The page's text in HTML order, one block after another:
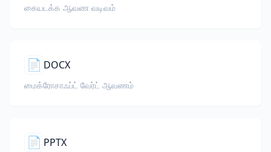
கையடக்க ஆவண வடிவம்
📄 DOCX
மைக்ரோசாஃப்ட் வேர்ட் ஆவணம்
📄 PPTX